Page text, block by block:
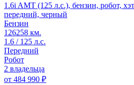
1.6i AMT (125 л.с.), бензин, робот,
передний, черный
Бензин
126258 км.
1.6 / 125 л.с.
Передний
Робот
2 владельца
от 484 990 ₽